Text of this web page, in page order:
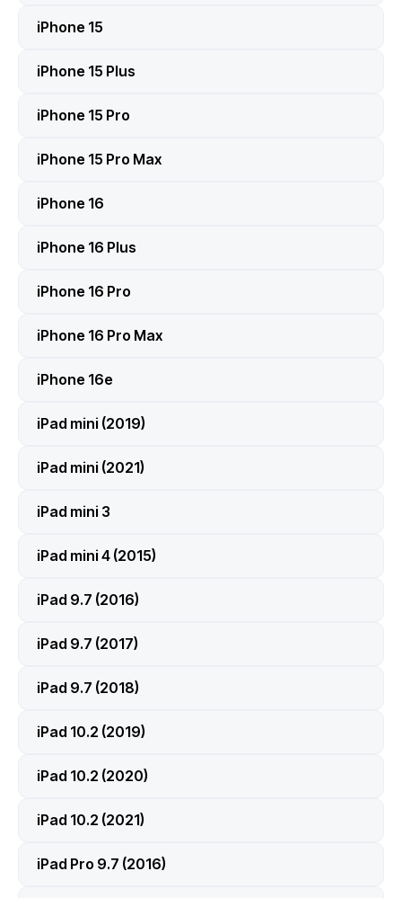
iPhone 15
iPhone 15 Plus
iPhone 15 Pro
iPhone 15 Pro Max
iPhone 16
iPhone 16 Plus
iPhone 16 Pro
iPhone 16 Pro Max
iPhone 16e
iPad mini (2019)
iPad mini (2021)
iPad mini 3
iPad mini 4 (2015)
iPad 9.7 (2016)
iPad 9.7 (2017)
iPad 9.7 (2018)
iPad 10.2 (2019)
iPad 10.2 (2020)
iPad 10.2 (2021)
iPad Pro 9.7 (2016)